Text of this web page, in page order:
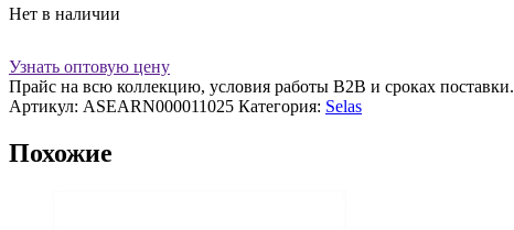
Нет в наличии
Узнать оптовую цену
Прайс на всю коллекцию, условия работы В2В и сроках поставки.
Артикул: ASEARN000011025 Категория: Selas
Похожие